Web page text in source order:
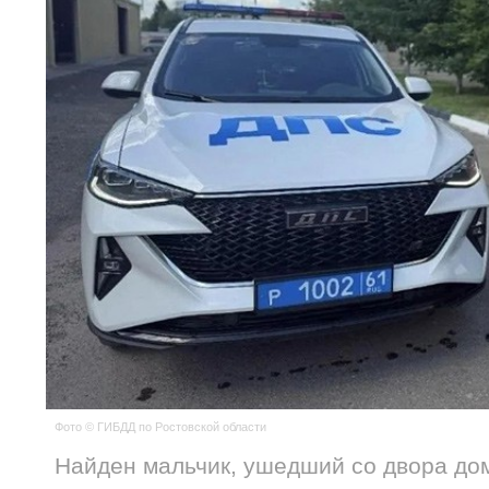
Фото © ГИБДД по Ростовской области
Найден мальчик, ушедший со двора